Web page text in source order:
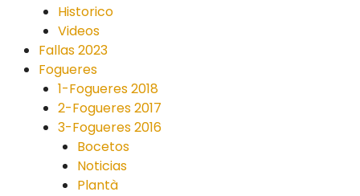
Historico
Videos
Fallas 2023
Fogueres
1-Fogueres 2018
2-Fogueres 2017
3-Fogueres 2016
Bocetos
Noticias
Plantà